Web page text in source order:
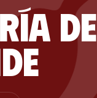
De